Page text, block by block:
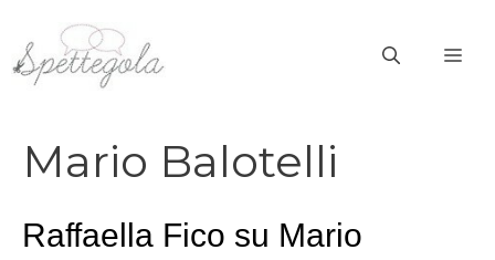
contenuto
Mario Balotelli
Raffaella Fico su Mario